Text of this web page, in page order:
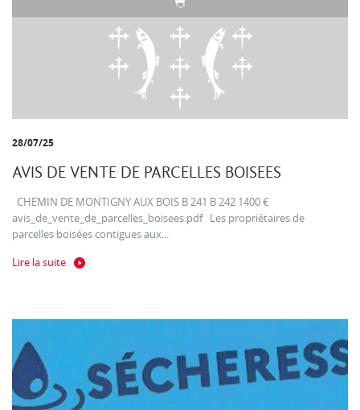
28/07/25
AVIS DE VENTE DE PARCELLES BOISEES
CHEMIN DE MONTIGNY AUX BOIS B 241 B 242 1400 €
avis_de_vente_de_parcelles_boisees.pdf Les propriétaires de
parcelles boisées contigues aux...
Lire la suite